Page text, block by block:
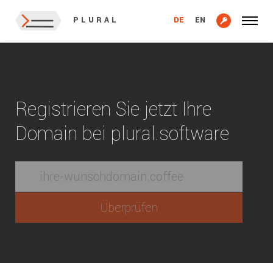
PLURAL DE EN
Registrieren Sie jetzt Ihre
Domain bei plural.software